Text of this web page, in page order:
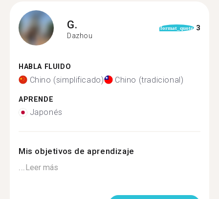
G.
Dazhou
format_quote 3
HABLA FLUIDO
Chino (simplificado) Chino (tradicional)
APRENDE
Japonés
Mis objetivos de aprendizaje
...Leer más